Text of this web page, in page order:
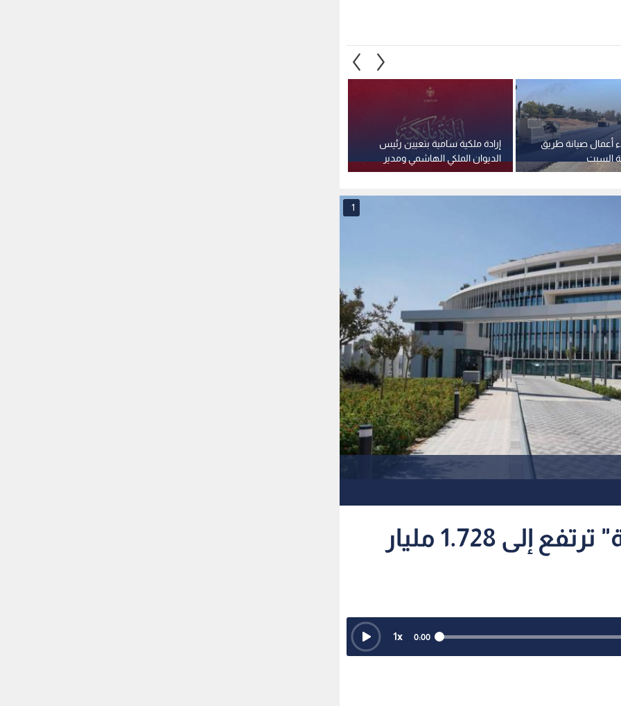
إرادة ملكية سامية بتعيين رئيس
الديوان الملكي الهاشمي ومدير
مكتب جلالة الملك عضوين في
أعمال صيانة طريق
السبت
1
إيرادات "الحكمة للأدوية" ترتفع إلى 1.728 مليار
0:00
1x